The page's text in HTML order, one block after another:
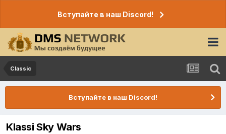
Вступайте в наш Discord!
Classic
Вступайте в наш Discord!
Klassi Sky Wars